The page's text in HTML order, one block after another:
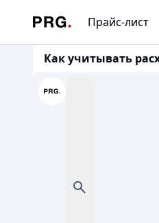
Прайс-лист
Как учитывать